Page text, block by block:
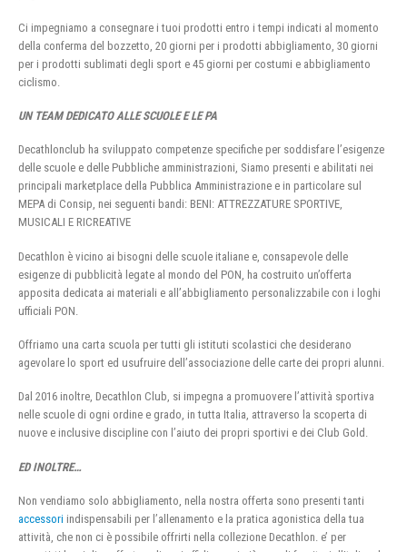
Ci impegniamo a consegnare i tuoi prodotti entro i tempi indicati al momento
della conferma del bozzetto, 20 giorni per i prodotti abbigliamento, 30 giorni
per i prodotti sublimati degli sport e 45 giorni per costumi e abbigliamento
ciclismo.
UN TEAM DEDICATO ALLE SCUOLE E LE PA
Decathlonclub ha sviluppato competenze specifiche per soddisfare l’esigenze
delle scuole e delle Pubbliche amministrazioni, Siamo presenti e abilitati nei
principali marketplace della Pubblica Amministrazione e in particolare sul
MEPA di Consip, nei seguenti bandi: BENI: ATTREZZATURE SPORTIVE,
MUSICALI E RICREATIVE
Decathlon è vicino ai bisogni delle scuole italiane e, consapevole delle
esigenze di pubblicità legate al mondo del PON, ha costruito un’offerta
apposita dedicata ai materiali e all’abbigliamento personalizzabile con i loghi
ufficiali PON.
Offriamo una carta scuola per tutti gli istituti scolastici che desiderano
agevolare lo sport ed usufruire dell’associazione delle carte dei propri alunni.
Dal 2016 inoltre, Decathlon Club, si impegna a promuovere l’attività sportiva
nelle scuole di ogni ordine e grado, in tutta Italia, attraverso la scoperta di
nuove e inclusive discipline con l’aiuto dei propri sportivi e dei Club Gold.
ED INOLTRE…
Non vendiamo solo abbigliamento, nella nostra offerta sono presenti tanti
accessori indispensabili per l’allenamento e la pratica agonistica della tua
attività, che non ci è possibile offrirti nella collezione Decathlon. e’ per